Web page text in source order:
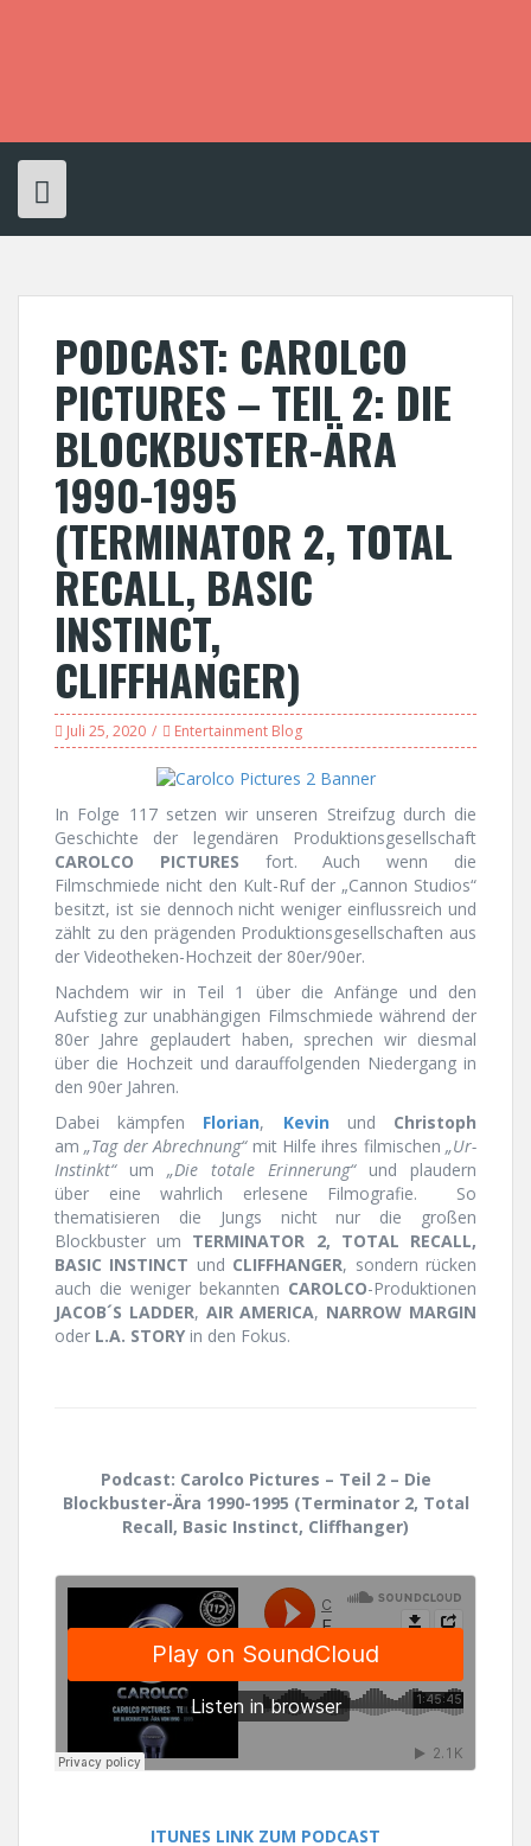
PODCAST: CAROLCO
PICTURES – TEIL 2: DIE
BLOCKBUSTER-ÄRA
1990-1995
(TERMINATOR 2, TOTAL
RECALL, BASIC
INSTINCT,
CLIFFHANGER)
Juli 25, 2020 Entertainment Blog
In Folge 117 setzen wir unseren Streifzug durch die
Geschichte der legendären Produktionsgesellschaft
CAROLCO PICTURES fort. Auch wenn die
Filmschmiede nicht den Kult-Ruf der „Cannon Studios“
besitzt, ist sie dennoch nicht weniger einflussreich und
zählt zu den prägenden Produktionsgesellschaften aus
der Videotheken-Hochzeit der 80er/90er.
Nachdem wir in Teil 1 über die Anfänge und den
Aufstieg zur unabhängigen Filmschmiede während der
80er Jahre geplaudert haben, sprechen wir diesmal
über die Hochzeit und darauffolgenden Niedergang in
den 90er Jahren.
Dabei kämpfen Florian, Kevin und Christoph
am„Tag der Abrechnung“mit Hilfe ihres filmischen „Ur-
Instinkt“um „Die totale Erinnerung“und plaudern
über eine wahrlich erlesene Filmografie. So
thematisieren die Jungs nicht nur die großen
Blockbuster um TERMINATOR 2, TOTAL RECALL,
BASIC INSTINCT und CLIFFHANGER, sondern rücken
auch die weniger bekannten CAROLCO-Produktionen
JACOB´S LADDER, AIR AMERICA, NARROW MARGIN
oder L.A. STORY in den Fokus.
Podcast: Carolco Pictures – Teil 2 – Die
Blockbuster-Ära 1990-1995 (Terminator 2, Total
Recall, Basic Instinct, Cliffhanger)
ITUNES LINK ZUM PODCAST